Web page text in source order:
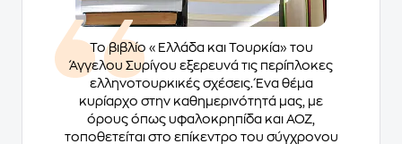
Το βιβλίο «Ελλάδα και Τουρκία» του
Άγγελου Συρίγου εξερευνά τις περίπλοκες
ελληνοτουρκικές σχέσεις. Ένα θέμα
κυρίαρχο στην καθημερινότητά μας, με
όρους όπως υφαλοκρηπίδα και ΑΟΖ,
τοποθετείται στο επίκεντρο του σύγχρονου